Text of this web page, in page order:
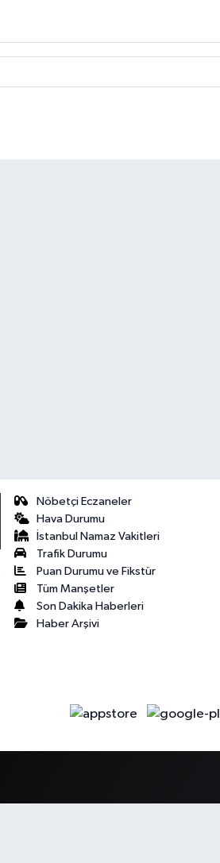
Nöbetçi Eczaneler
Hava Durumu
İstanbul Namaz Vakitleri
Trafik Durumu
Puan Durumu ve Fikstür
Tüm Manşetler
Son Dakika Haberleri
Haber Arşivi